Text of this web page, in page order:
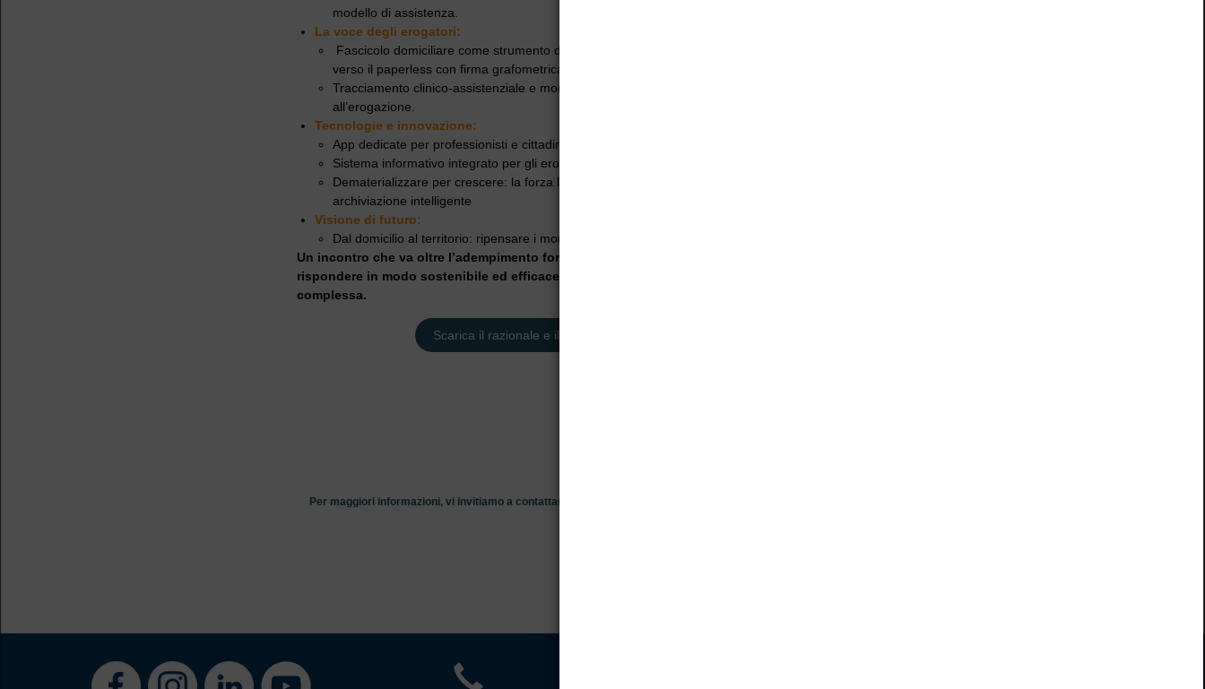
modello di assistenza.
La voce degli erogatori:
Fascicolo domiciliare come strumento di dialogo tra cittadino, erogatore e committenza;
verso il paperless con firma grafometrica.
Tracciamento clinico-assistenziale e monitoraggio dei valori economici connessi
all’erogazione.
Tecnologie e innovazione:
App dedicate per professionisti e cittadini per facilitare la gestione delle cure domiciliari.
Sistema informativo integrato per gli erogatori accreditati.
Dematerializzare per crescere: la forza legale e strategica di firme elettroniche e
archiviazione intelligente
Visione di futuro:
Dal domicilio al territorio: ripensare i modelli di cura per una popolazione che invecchia.
Un incontro che va oltre l’adempimento formale, per immaginare un sistema capace di
rispondere in modo sostenibile ed efficace a una popolazione sempre più fragile e
complessa.
Scarica il razionale e il programma dell'evento
Per maggiori informazioni, vi invitiamo a contattarci!